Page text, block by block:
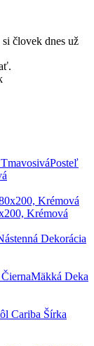
človek dnes už
Posteľ
Krémová
Dekorácia
Mäkká Deka
Cariba Šírka